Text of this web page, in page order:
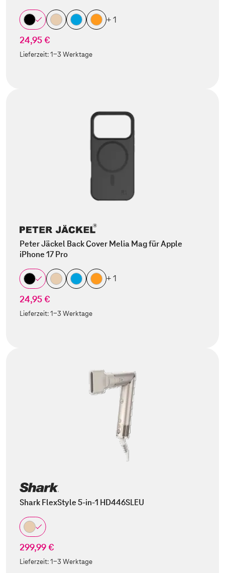
+ 1
24,95 €
Lieferzeit:1-3 Werktage
Peter Jäckel Back Cover Melia Mag für Apple
iPhone 17 Pro
+ 1
24,95 €
Lieferzeit:1-3 Werktage
Shark FlexStyle 5-in-1 HD446SLEU
299,99 €
Lieferzeit:1-3 Werktage